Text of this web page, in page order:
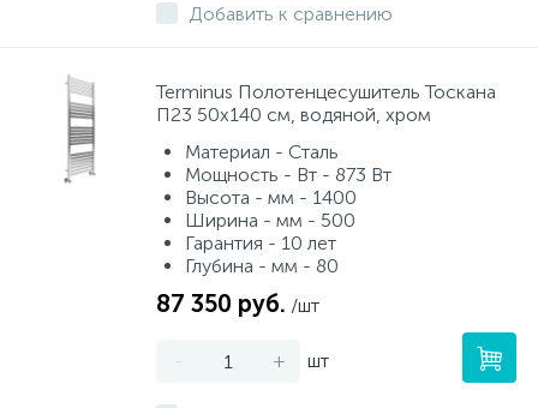
Добавить к сравнению
Terminus Полотенцесушитель Тоскана
П23 50х140 см, водяной, хром
Материал - Сталь
Мощность - Вт - 873 Вт
Высота - мм - 1400
Ширина - мм - 500
Гарантия - 10 лет
Глубина - мм - 80
87 350 руб. /шт
- + шт